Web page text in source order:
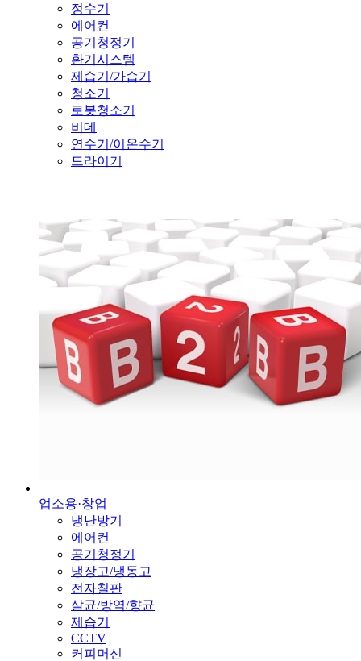
정수기
에어컨
공기청정기
환기시스템
제습기/가습기
청소기
로봇청소기
비데
연수기/이온수기
드라이기
업소용·창업
냉난방기
에어컨
공기청정기
냉장고/냉동고
전자칠판
살균/방역/향균
제습기
CCTV
커피머신